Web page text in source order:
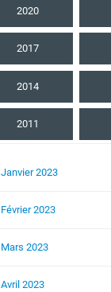
2020
2017
2014
2011
Janvier 2023
Février 2023
Mars 2023
Avril 2023